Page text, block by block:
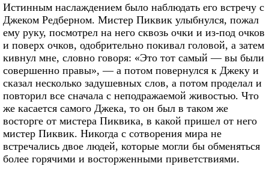
Истинным наслаждением было наблюдать его встречу с
Джеком Редберном. Мистер Пиквик улыбнулся, пожал
ему руку, посмотрел на него сквозь очки и из-под очков
и поверх очков, одобрительно покивал головой, а затем
кивнул мне, словно говоря: «Это тот самый — вы были
совершенно правы», — а потом повернулся к Джеку и
сказал несколько задушевных слов, а потом проделал и
повторил все сначала с неподражаемой живостью. Что
же касается самого Джека, то он был в таком же
восторге от мистера Пиквика, в какой пришел от него
мистер Пиквик. Никогда с сотворения мира не
встречались двое людей, которые могли бы обменяться
более горячими и восторженными приветствиями.